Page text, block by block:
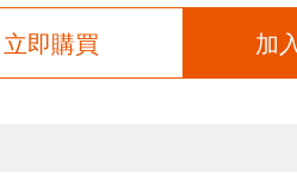
立即購買 加